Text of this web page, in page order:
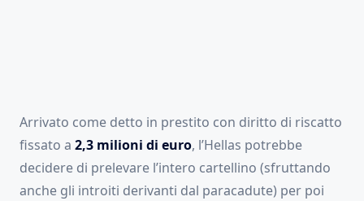
Arrivato come detto in prestito con diritto di riscatto
fissato a 2,3 milioni di euro, l’Hellas potrebbe
decidere di prelevare l’intero cartellino (sfruttando
anche gli introiti derivanti dal paracadute) per poi